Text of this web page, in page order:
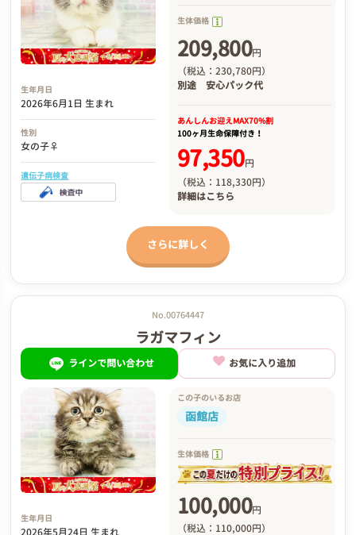
生年月日
2026年6月1日 生まれ
性別
女の子♀
遺伝子病検査
生体価格
209,800円
（税込：230,780円）
別途 安心パック代
あんしんお迎えMAX70%割
100ヶ月生命保障付き！
97,350円
（税込：118,330円）
詳細はこちら
さらに詳しく
No.00764447
ラガマフィン
ラインで問い合わせ お気に入り追加
生年月日
この子のいるお店
函館店
生体価格
100,000円
（税込：110,000円）